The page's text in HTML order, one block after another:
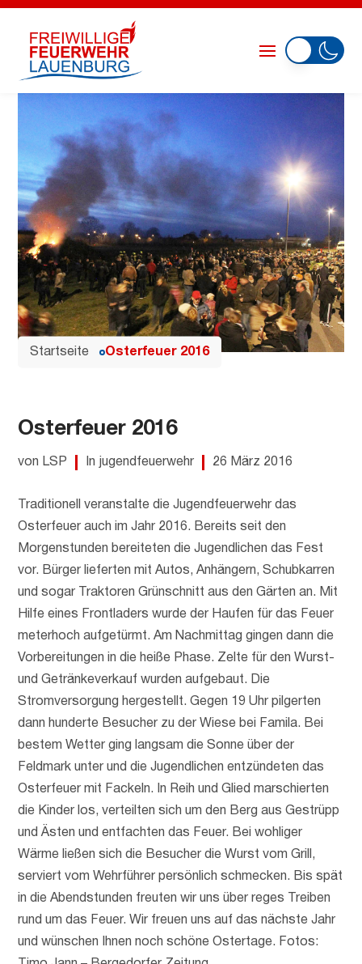
Startseite Osterfeuer 2016
Osterfeuer 2016
von LSP In jugendfeuerwehr 26 März 2016
Traditionell veranstalte die Jugendfeuerwehr das
Osterfeuer auch im Jahr 2016. Bereits seit den
Morgenstunden bereiteten die Jugendlichen das Fest
vor. Bürger lieferten mit Autos, Anhängern, Schubkarren
und sogar Traktoren Grünschnitt aus den Gärten an. Mit
Hilfe eines Frontladers wurde der Haufen für das Feuer
meterhoch aufgetürmt. Am Nachmittag gingen dann die
Vorbereitungen in die heiße Phase. Zelte für den Wurst-
und Getränkeverkauf wurden aufgebaut. Die
Stromversorgung hergestellt. Gegen 19 Uhr pilgerten
dann hunderte Besucher zu der Wiese bei Famila. Bei
bestem Wetter ging langsam die Sonne über der
Feldmark unter und die Jugendlichen entzündeten das
Osterfeuer mit Fackeln. In Reih und Glied marschierten
die Kinder los, verteilten sich um den Berg aus Gestrüpp
und Ästen und entfachten das Feuer. Bei wohliger
Wärme ließen sich die Besucher die Wurst vom Grill,
serviert vom Wehrführer persönlich schmecken. Bis spät
in die Abendstunden freuten wir uns über reges Treiben
rund um das Feuer. Wir freuen uns auf das nächste Jahr
und wünschen Ihnen noch schöne Ostertage. Fotos: